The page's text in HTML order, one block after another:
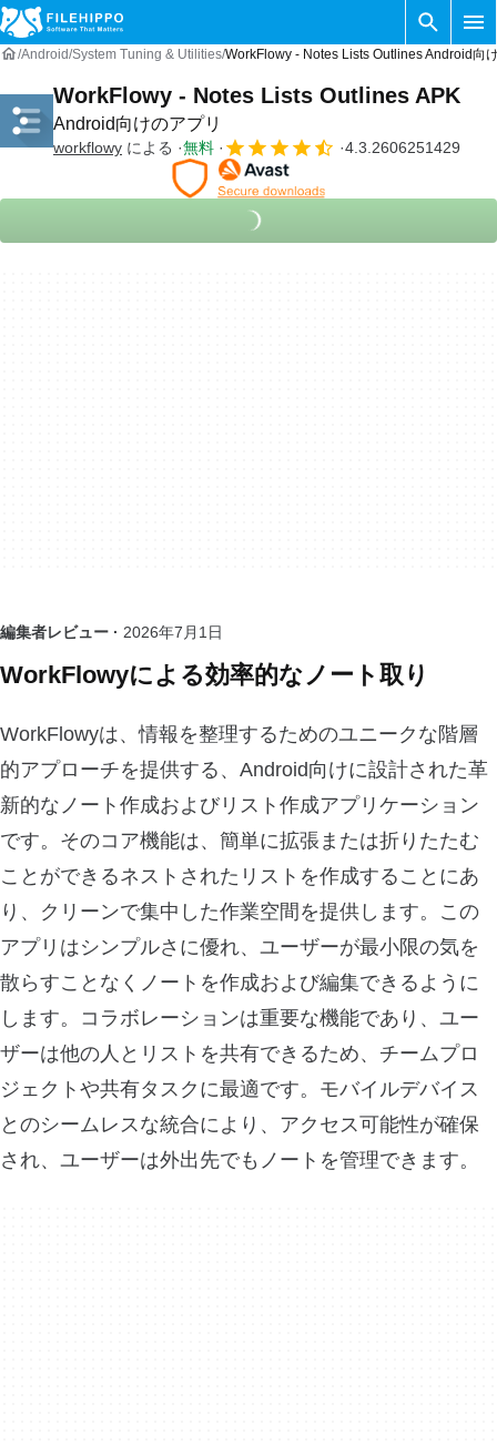
Android System Tuning & Utilities WorkFlowy - Notes Lists Outlines Android向
WorkFlowy - Notes Lists Outlines APK
Android向けのアプリ
workflowy による 無料 4.3.2606251429
編集者レビュー · 2026年7月1日
WorkFlowyによる効率的なノート取り
WorkFlowyは、情報を整理するためのユニークな階層
的アプローチを提供する、Android向けに設計された革
新的なノート作成およびリスト作成アプリケーション
です。そのコア機能は、簡単に拡張または折りたたむ
ことができるネストされたリストを作成することにあ
り、クリーンで集中した作業空間を提供します。この
アプリはシンプルさに優れ、ユーザーが最小限の気を
散らすことなくノートを作成および編集できるように
します。コラボレーションは重要な機能であり、ユー
ザーは他の人とリストを共有できるため、チームプロ
ジェクトや共有タスクに最適です。モバイルデバイス
とのシームレスな統合により、アクセス可能性が確保
され、ユーザーは外出先でもノートを管理できます。